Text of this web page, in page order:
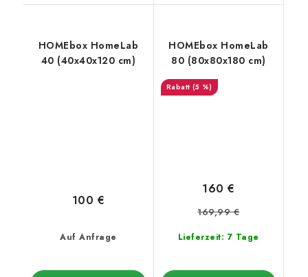
HOMEbox HomeLab
40 (40x40x120 cm)
Auf Anfrage
100 €
HOMEbox HomeLab
80 (80x80x180 cm)
(5 %)
Lieferzeit: 7 Tage
160 €
169,99 €